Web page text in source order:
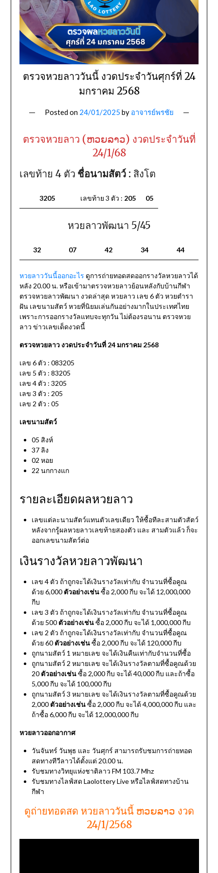
ตรวจหวยลาววันนี้ งวดประจำวันศุกร์ที่ 24
มกราคม 2568
Posted on 24/01/2025 by อาจารย์พรชัย
ตรวจหวยลาว (ຫວຍລາວ) งวดประจำวันที่
24/1/68
เลขท้าย 4 ตัว
3205
ชื่อนามสัตว์ : สิงโต
เลขท้าย 3 ตัว : 205 05
หวยลาวพัฒนา 5/45
32 07 42 34 44
หวยลาววันนี้ออกอะไร ดูการถ่ายทอดสดออกรางวัลหวยลาวได้
หลัง 20.00 น. หรือเข้ามาตรวจหวยลาวย้อนหลังกับบ้านกีฬา
ตรวจหวยลาวพัฒนา งวดล่าสุด หวยลาว เลข 6 ตัว หวยตำรา
ฝัน เลขนามสัตว์ หวยที่นิยมเล่นกันอย่างมากในประเทศไทย
เพราะการออกรางวัลแทบจะทุกวัน ไม่ต้องรอนาน ตรวจหวย
ลาว ข่าวเลขเด็ดงวดนี้
ตรวจหวยลาว งวดประจำวันที่ 24 มกราคม 2568
เลข 6 ตัว : 083205
เลข 5 ตัว : 83205
เลข 4 ตัว : 3205
เลข 3 ตัว : 205
เลข 2 ตัว : 05
เลขนามสัตว์
05 สิงห์
37 ลิง
02 หอย
22 นกกางแก
รายละเอียดผลหวยลาว
เลขแต่ละนามสัตว์แทนตัวเลขเดียว ให้ซื้อทีละสามตัวสัตว์
หลังจากรู้ผลหวยลาวเลขท้ายสองตัว และ สามตัวแล้ว ก็จะ
ออกเลขนามสัตว์ต่อ
เงินรางวัลหวยลาวพัฒนา
เลข 4 ตัว ถ้าถูกจะได้เงินรางวัลเท่ากับ จำนวนที่ซื้อคูณ
ด้วย 6,000 ตัวอย่างเช่นซื้อ 2,000 กีบ จะได้ 12,000,000
กีบ
เลข 3 ตัว ถ้าถูกจะได้เงินรางวัลเท่ากับ จำนวนที่ซื้อคูณ
ด้วย 500 ตัวอย่างเช่นซื้อ 2,000 กีบ จะได้ 1,000,000 กีบ
เลข 2 ตัว ถ้าถูกจะได้เงินรางวัลเท่ากับ จำนวนที่ซื้อคูณ
ด้วย 60 ตัวอย่างเช่นซื้อ 2,000 กีบ จะได้ 120,000 กีบ
ถูกนามสัตว์ 1 หมายเลข จะได้เงินคืนเท่ากับจำนวนที่ซื้อ
ถูกนามสัตว์ 2 หมายเลข จะได้เงินรางวัลตามที่ซื้อคูณด้วย
20 ตัวอย่างเช่นซื้อ 2,000 กีบ จะได้ 40,000 กีบ และถ้าซื้อ
5,000 กีบ จะได้ 100,000 กีบ
ถูกนามสัตว์ 3 หมายเลข จะได้เงินรางวัลตามที่ซื้อคูณด้วย
2,000 ตัวอย่างเช่นซื้อ 2,000 กีบ จะได้ 4,000,000 กีบ และ
ถ้าซื้อ 6,000 กีบ จะได้ 12,000,000 กีบ
หวยลาวออกอากาศ
วันจันทร์ วันพุธ และ วันศุกร์ สามารถรับชมการถ่ายทอด
สดทางทีวีลาวได้ตั้งแต่ 20.00 น.
รับชมทางวิทยุแห่งชาติลาว FM 103.7 Mhz
รับชมทางไลฟ์สด Laolottery Live หรือไลฟ์สดทางบ้าน
กีฬา
ดูถ่ายทอดสด หวยลาววันนี้ ຫວຍລາວ งวด
24/1/2568